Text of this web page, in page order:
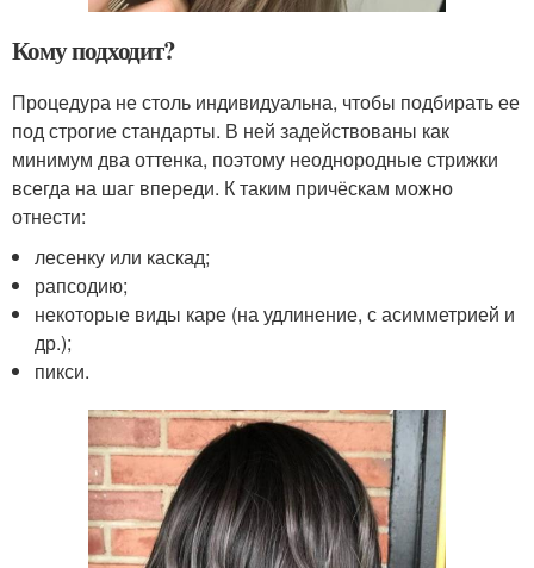
Кому подходит?
Процедура не столь индивидуальна, чтобы подбирать ее
под строгие стандарты. В ней задействованы как
минимум два оттенка, поэтому неоднородные стрижки
всегда на шаг впереди. К таким причёскам можно
отнести:
лесенку или каскад;
рапсодию;
некоторые виды каре (на удлинение, с асимметрией и
др.);
пикси.